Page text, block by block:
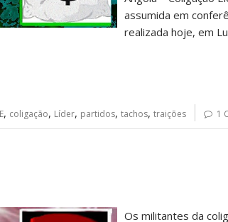
assumida em
realizada hoje, em
, coligação, Líder, partidos, tachos, traições 1
Os militantes da